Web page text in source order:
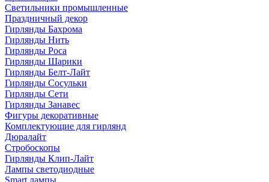
Светильники промышленные
Праздничный декор
Гирлянды Бахрома
Гирлянды Нить
Гирлянды Роса
Гирлянды Шарики
Гирлянды Белт-Лайт
Гирлянды Сосульки
Гирлянды Сети
Гирлянды Занавес
Фигуры декоративные
Комплектующие для гирлянд
Дюралайт
Стробоскопы
Гирлянды Клип-Лайт
Лампы светодиодные
Smart лампы